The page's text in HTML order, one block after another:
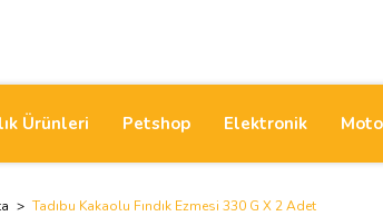
Ürünleri Petshop Elektronik
Tadıbu Kakaolu Fındık Ezmesi 330 G X 2 Adet